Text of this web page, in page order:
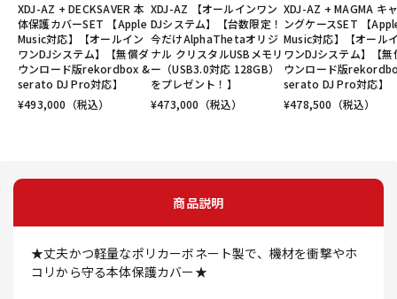
XDJ-AZ + DECKSAVER 本
体保護カバーSET 【Apple
Music対応】【オールイン
ワンDJシステム】【無償ダ
ウンロード版rekordbox &
serato DJ Pro対応】
¥493,000 （税込）
XDJ-AZ 【オールインワン
DJシステム】【台数限定！
今だけAlphaThetaオリジ
ナル クリスタルUSBメモリ
ー（USB3.0対応 128GB）
をプレゼント！】
¥473,000 （税込）
XDJ-AZ + MAGMA キ
ングケースSET 【
Music対応】【オール
ワンDJシステム】【無
ウンロード版
serato DJ Pro対応】
¥478,500 （税込）
商品説明
★丈夫かつ軽量なポリカーボネート製で、機材を衝撃やホ
コリから守る本体保護カバー★